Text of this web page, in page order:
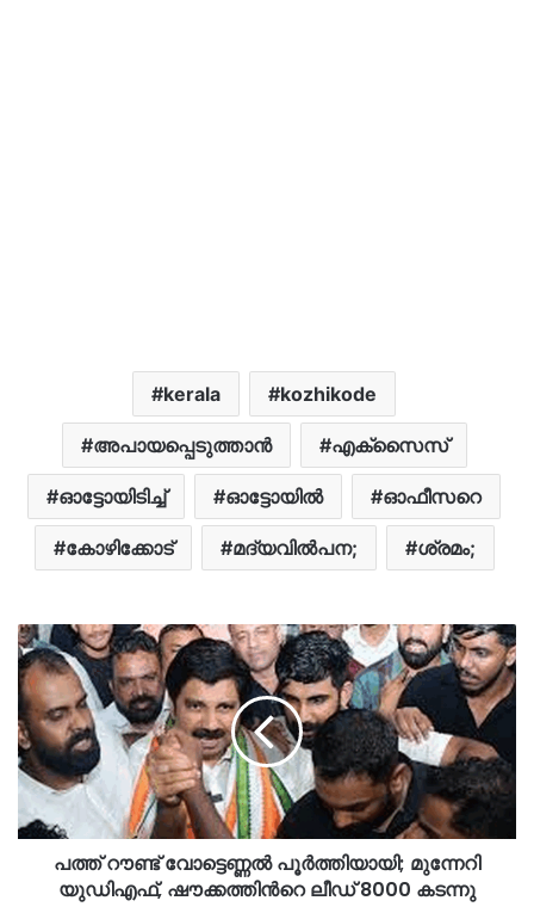
kerala kozhikode
അപായപ്പെടുത്താന്‍ എക്സൈസ്
ഓട്ടോയിടിച്ച് ഓട്ടോയിൽ ഓഫീസറെ
കോഴിക്കോട് മദ്യവില്‍പന; ശ്രമം;
പത്ത് റൗണ്ട് വോട്ടെണ്ണൽ പൂർത്തിയായി; മുന്നേറി
യുഡിഎഫ്, ഷൗക്കത്തിന്‍റെ ലീഡ് 8000 കടന്നു